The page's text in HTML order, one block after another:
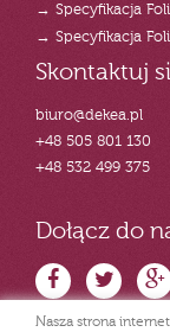
→ Specyfikacja
→ Specyfikacja
Skontaktuj
biuro@dekea.pl
+48 505 801 130
+48 532 499 375
Dołącz do
Nasza strona